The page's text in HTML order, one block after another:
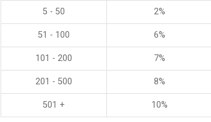
5 - 50 2%
51 - 100 6%
101 - 200 7%
201 - 500 8%
501 + 10%